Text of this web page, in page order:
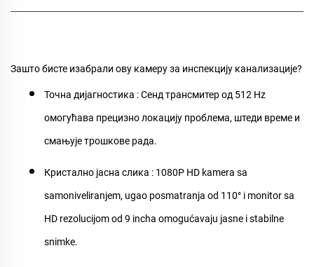
Зашто бисте изабрали ову камеру за инспекцију канализације?
Точна дијагностика : Сенд трансмитер од 512 Hz
омогућава прецизно локацију проблема, штеди време и
смањује трошкове рада.
Кристално јасна слика : 1080P HD kamera sa
samoniveliranjem, ugao posmatranja od 110° i monitor sa
HD rezolucijom od 9 incha omogućavaju jasne i stabilne
snimke.